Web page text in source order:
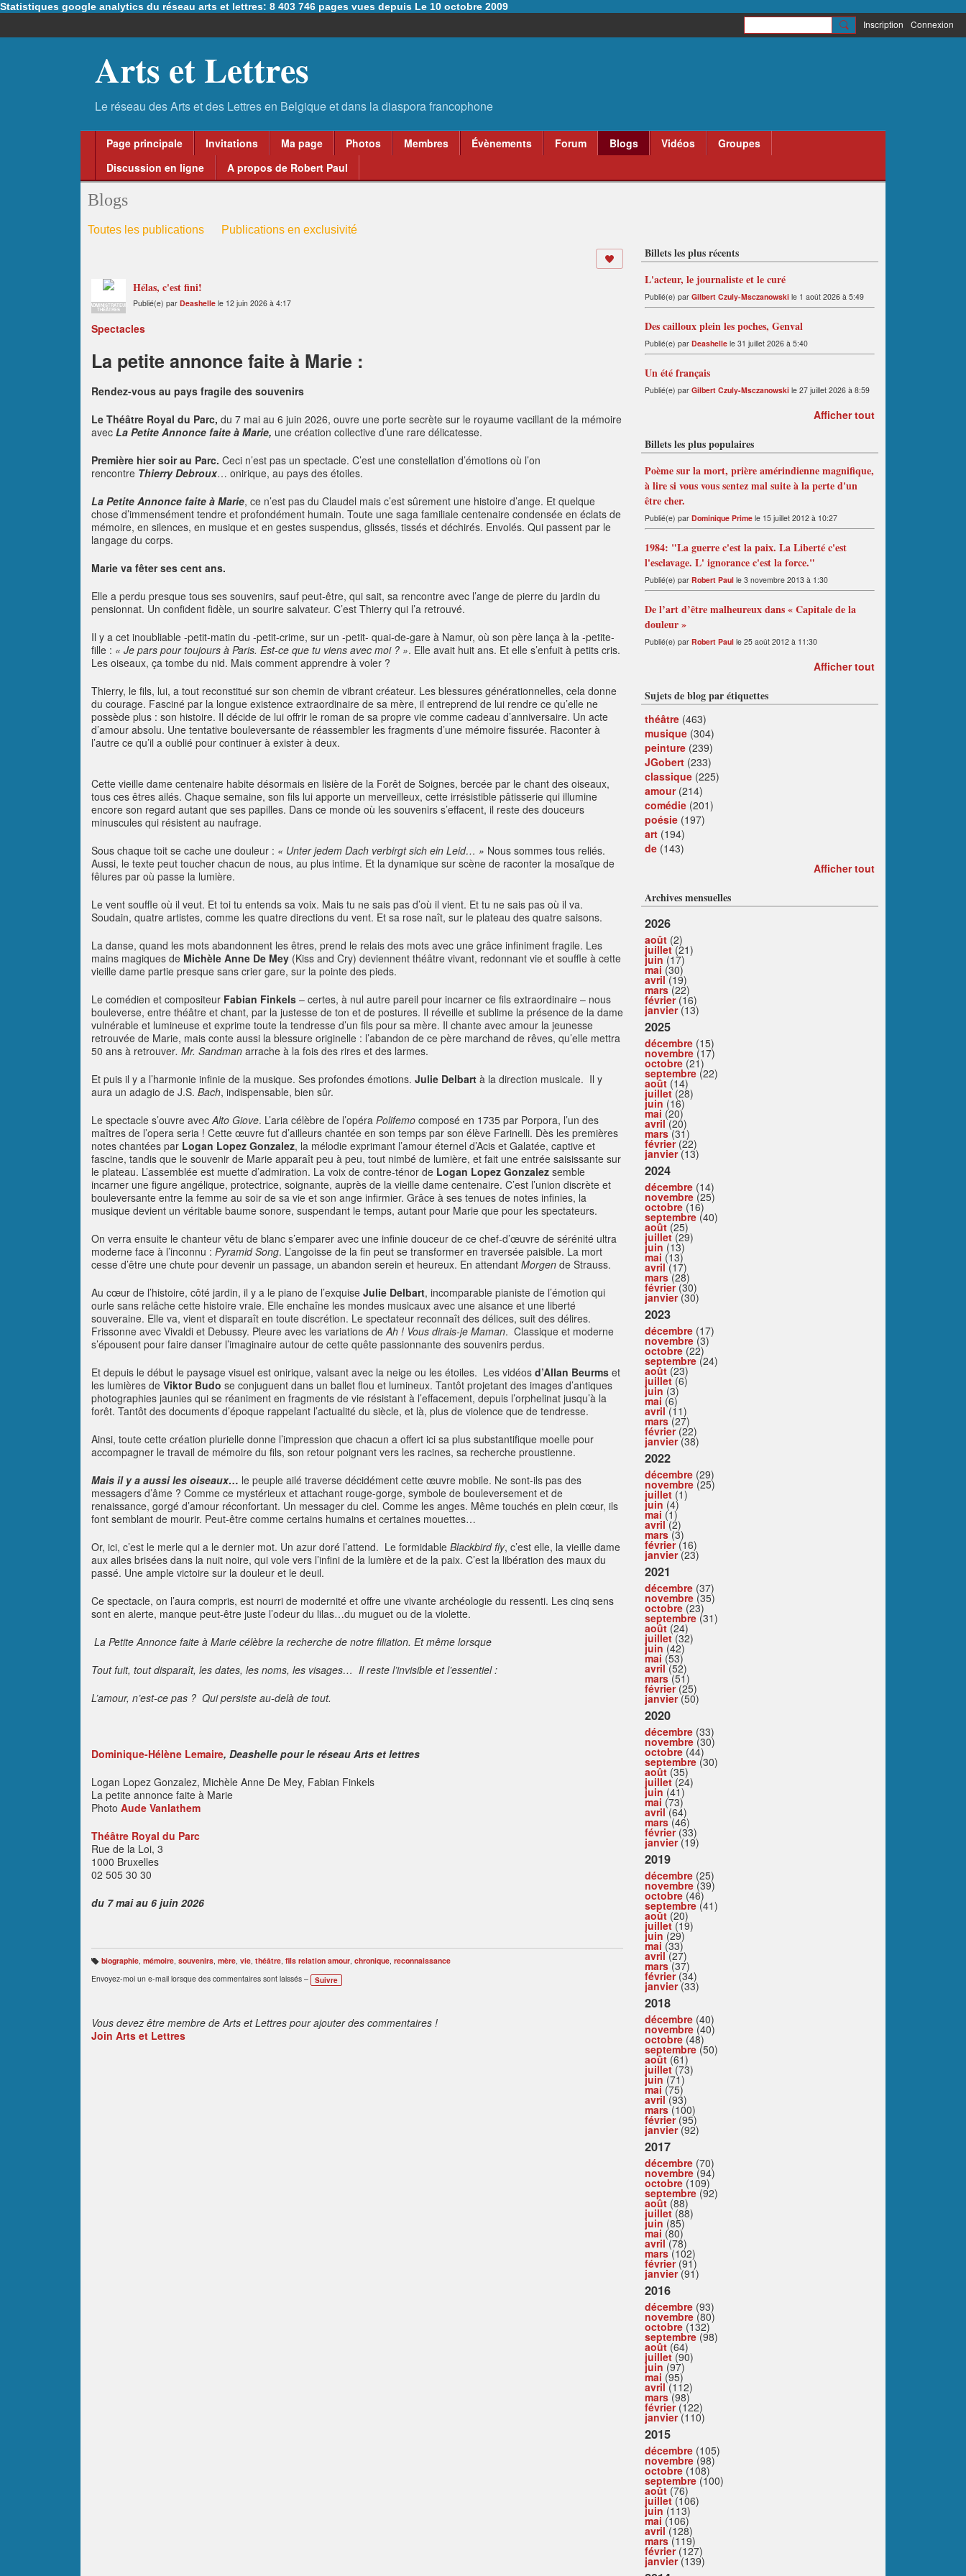
Statistiques google analytics du réseau arts et lettres: 8 403 746 pages vues depuis Le 10 octobre 2009
Inscription Connexion
Arts et Lettres
Page principale Invitations Ma page Photos Membres Évènements Forum Blogs Vidéos
Groupes
Discussion en ligne
A propos de Robert Paul
Blogs
Toutes les publications Publications en exclusivité
ADMINISTRATEUR
THÉÂTRES
Hélas, c'est fini!
Publié(e) par Deashelle le 12 juin 2026 à 4:17
Spectacles
La petite annonce faite à Marie :
Rendez-vous au pays fragile des souvenirs
Le Théâtre Royal du Parc, du 7 mai au 6 juin 2026, ouvre une porte secrète sur le royaume vacillant de la mémoire
avec La Petite Annonce faite à Marie, une création collective d’une rare délicatesse.
Première hier soir au Parc. Ceci n’est pas un spectacle. C’est une constellation d’émotions où l’on
rencontre Thierry Debroux… onirique, au pays des étoiles.
La Petite Annonce faite à Marie, ce n’est pas du Claudel mais c’est sûrement une histoire d’ange. Et quelque
chose d’immensément tendre et profondément humain. Toute une saga familiale centenaire condensée en éclats de
mémoire, en silences, en musique et en gestes suspendus, glissés, tissés et déchirés. Envolés. Qui passent par le
langage du corps.
Marie va fêter ses cent ans.
Elle a perdu presque tous ses souvenirs, sauf peut-être, qui sait, sa rencontre avec l’ange de pierre du jardin du
pensionnat. Un confident fidèle, un sourire salvateur. C’est Thierry qui l’a retrouvé.
Il y a cet inoubliable -petit-matin du -petit-crime, sur un -petit- quai-de-gare à Namur, où son père lança à la -petite-
fille : « Je pars pour toujours à Paris. Est-ce que tu viens avec moi ? ». Elle avait huit ans. Et elle s’enfuit à petits cris.
Les oiseaux, ça tombe du nid. Mais comment apprendre à voler ?
Thierry, le fils, lui, a tout reconstitué sur son chemin de vibrant créateur. Les blessures générationnelles, cela donne
du courage. Fasciné par la longue existence extraordinaire de sa mère, il entreprend de lui rendre ce qu’elle ne
possède plus : son histoire. Il décide de lui offrir le roman de sa propre vie comme cadeau d’anniversaire. Un acte
d’amour absolu. Une tentative bouleversante de réassembler les fragments d’une mémoire fissurée. Raconter à
l’autre ce qu’il a oublié pour continuer à exister à deux.
Cette vieille dame centenaire habite désormais en lisière de la Forêt de Soignes, bercée par le chant des oiseaux,
tous ces êtres ailés. Chaque semaine, son fils lui apporte un merveilleux, cette irrésistible pâtisserie qui illumine
encore son regard autant que ses papilles. Dans ce monde où les souvenirs s’effacent, il reste des douceurs
minuscules qui résistent au naufrage.
Sous chaque toit se cache une douleur : « Unter jedem Dach verbirgt sich ein Leid… » Nous sommes tous reliés.
Aussi, le texte peut toucher chacun de nous, au plus intime. Et la dynamique sur scène de raconter la mosaïque de
fêlures par où passe la lumière.
Le vent souffle où il veut. Et toi tu entends sa voix. Mais tu ne sais pas d’où il vient. Et tu ne sais pas où il va.
Soudain, quatre artistes, comme les quatre directions du vent. Et sa rose naît, sur le plateau des quatre saisons.
La danse, quand les mots abandonnent les êtres, prend le relais des mots avec une grâce infiniment fragile. Les
mains magiques de Michèle Anne De Mey (Kiss and Cry) deviennent théâtre vivant, redonnant vie et souffle à cette
vieille dame partie presque sans crier gare, sur la pointe des pieds.
Le comédien et compositeur Fabian Finkels – certes, à nul autre pareil pour incarner ce fils extraordinaire – nous
bouleverse, entre théâtre et chant, par la justesse de ton et de postures. Il réveille et sublime la présence de la dame
vulnérable et lumineuse et exprime toute la tendresse d’un fils pour sa mère. Il chante avec amour la jeunesse
retrouvée de Marie, mais conte aussi la blessure originelle : l’abandon de ce père marchand de rêves, qu’elle mettra
50 ans à retrouver. Mr. Sandman arrache à la fois des rires et des larmes.
Et puis il y a l’harmonie infinie de la musique. Ses profondes émotions. Julie Delbart à la direction musicale. Il y
aura un adagio de J.S. Bach, indispensable, bien sûr.
Le spectacle s’ouvre avecAlto Giove. L’aria célèbre de l’opéra Polifemo composé en 1735 par Porpora, l’un des
maîtres de l’opera seria ! Cette œuvre fut d’ailleurs chantée en son temps par son élève Farinelli. Dès les premières
notes chantées par Logan Lopez Gonzalez, la mélodie exprimant l’amour éternel d’Acis et Galatée, captive et
fascine, tandis que le souvenir de Marie apparaît peu à peu, tout nimbé de lumière, et fait une entrée saisissante sur
le plateau. L’assemblée est muette d’admiration. La voix de contre-ténor de Logan Lopez Gonzalez semble
incarner une figure angélique, protectrice, soignante, auprès de la vieille dame centenaire. C’est l’union discrète et
bouleversante entre la femme au soir de sa vie et son ange infirmier. Grâce à ses tenues de notes infinies, la
musique devient un véritable baume sonore, suspendant le temps, autant pour Marie que pour les spectateurs.
On verra ensuite le chanteur vêtu de blanc s’emparer avec une infinie douceur de ce chef-d’œuvre de sérénité ultra
moderne face à l’inconnu : Pyramid Song. L’angoisse de la fin peut se transformer en traversée paisible. La mort
cesse d’être une chute pour devenir un passage, un abandon serein et heureux. En attendant Morgen de Strauss.
Au cœur de l’histoire, côté jardin, il y a le piano de l’exquise Julie Delbart, incomparable pianiste de l’émotion qui
ourle sans relâche cette histoire vraie. Elle enchaîne les mondes musicaux avec une aisance et une liberté
souveraine. Elle va, vient et disparaît en toute discrétion. Le spectateur reconnaît des délices, suit des délires.
Frissonne avec Vivaldi et Debussy. Pleure avec les variations deAh ! Vous dirais-je Maman. Classique et moderne
s’épousent pour faire danser l’imaginaire autour de cette quête passionnante des souvenirs perdus.
Et depuis le début le paysage visuel est onirique, valsant avec la neige ou les étoiles. Les vidéos d’Allan Beurms et
les lumières de Viktor Budo se conjuguent dans un ballet flou et lumineux. Tantôt projetant des images d’antiques
photographies jaunies qui se réaniment en fragments de vie résistant à l’effacement, depuis l’orphelinat jusqu’à la
forêt. Tantôt des documents d’époque rappelant l’actualité du siècle, et là, plus de violence que de tendresse.
Ainsi, toute cette création plurielle donne l’impression que chacun a offert ici sa plus substantifique moelle pour
accompagner le travail de mémoire du fils, son retour poignant vers les racines, sa recherche proustienne.
Mais il y a aussi les oiseaux… le peuple ailé traverse décidément cette œuvre mobile. Ne sont-ils pas des
messagers d’âme ? Comme ce mystérieux et attachant rouge-gorge, symbole de bouleversement et de
renaissance, gorgé d’amour réconfortant. Un messager du ciel. Comme les anges. Même touchés en plein cœur, ils
font semblant de mourir. Peut-être comme certains humains et certaines mouettes…
Or, ici, c’est le merle qui a le dernier mot. Un azur doré l’attend. Le formidable Blackbird fly, c’est elle, la vieille dame
aux ailes brisées dans la nuit noire, qui vole vers l’infini de la lumière et de la paix. C’est la libération des maux du
passé. Une ample victoire sur la douleur et le deuil.
Ce spectacle, on l’aura compris, est nourri de modernité et offre une vivante archéologie du ressenti. Les cinq sens
sont en alerte, manque peut-être juste l’odeur du lilas…du muguet ou de la violette.
La Petite Annonce faite à Marie célèbre la recherche de notre filiation. Et même lorsque
Tout fuit, tout disparaît, les dates, les noms, les visages… Il reste l’invisible et l’essentiel :
L’amour, n’est-ce pas ? Qui persiste au-delà de tout.
Dominique-Hélène Lemaire, Deashelle pour le réseau Arts et lettres
Logan Lopez Gonzalez, Michèle Anne De Mey, Fabian Finkels
La petite annonce faite à Marie
Photo Aude Vanlathem
Théâtre Royal du Parc
Rue de la Loi, 3
1000 Bruxelles
02 505 30 30
du 7 mai au 6 juin 2026
B
ali
s
biographie, mémoire, souvenirs, mère, vie, théâtre, fils relation amour, chronique, reconnaissance
Envoyez-moi un e-mail lorsque des commentaires sont laissés –
Suivre
Vous devez être membre de Arts et Lettres pour ajouter des commentaires !
Join Arts et Lettres
Billets les plus récents
L'acteur, le journaliste et le curé
Publié(e) par Gilbert Czuly-Msczanowski le 1 août 2026 à 5:49
Des cailloux plein les poches, Genval
Publié(e) par Deashelle le 31 juillet 2026 à 5:40
Un été français
Publié(e) par Gilbert Czuly-Msczanowski le 27 juillet 2026 à 8:59
Afficher tout
Billets les plus populaires
Poème sur la mort, prière amérindienne magnifique,
à lire si vous vous sentez mal suite à la perte d'un
être cher.
Publié(e) par Dominique Prime le 15 juillet 2012 à 10:27
1984: "La guerre c'est la paix. La Liberté c'est
l'esclavage. L' ignorance c'est la force."
Publié(e) par Robert Paul le 3 novembre 2013 à 1:30
De l’art d’être malheureux dans « Capitale de la
douleur »
Publié(e) par Robert Paul le 25 août 2012 à 11:30
Afficher tout
Sujets de blog par étiquettes
théâtre (463)
musique (304)
peinture (239)
JGobert (233)
classique (225)
amour(214)
comédie (201)
poésie (197)
art (194)
de (143)
Afficher tout
Archives mensuelles
2026
août (2)
juillet(21)
juin (17)
mai (30)
avril(19)
mars(22)
février(16)
janvier(13)
2025
décembre (15)
novembre (17)
octobre (21)
septembre (22)
août (14)
juillet(28)
juin (16)
mai (20)
avril(20)
mars(31)
février(22)
janvier(13)
2024
décembre (14)
novembre (25)
octobre (16)
septembre (40)
août (25)
juillet(29)
juin (13)
mai (13)
avril(17)
mars(28)
février(30)
janvier(30)
2023
décembre (17)
novembre (3)
octobre (22)
septembre (24)
août (23)
juillet(6)
juin (3)
mai (6)
avril(11)
mars(27)
février(22)
janvier(38)
2022
décembre (29)
novembre (25)
juillet (1)
juin (4)
mai (1)
avril(2)
mars(3)
février(16)
janvier(23)
2021
décembre (37)
novembre (35)
octobre (23)
septembre (31)
août (24)
juillet(32)
juin (42)
mai (53)
avril(52)
mars(51)
février(25)
janvier(50)
2020
décembre (33)
novembre (30)
octobre (44)
septembre (30)
août (35)
juillet(24)
juin (41)
mai (73)
avril(64)
mars(46)
février(33)
janvier(19)
2019
décembre (25)
novembre (39)
octobre (46)
septembre (41)
août (20)
juillet(19)
juin (29)
mai (33)
avril(27)
mars(37)
février(34)
janvier(33)
2018
décembre (40)
novembre (40)
octobre (48)
septembre (50)
août (61)
juillet(73)
juin (71)
mai (75)
avril(93)
mars(100)
février(95)
janvier(92)
2017
décembre (70)
novembre (94)
octobre (109)
septembre (92)
août (88)
juillet(88)
juin (85)
mai (80)
avril(78)
mars(102)
février(91)
janvier(91)
2016
décembre (93)
novembre (80)
octobre (132)
septembre (98)
août (64)
juillet(90)
juin (97)
mai (95)
avril(112)
mars(98)
février(122)
janvier(110)
2015
décembre (105)
novembre (98)
octobre (108)
septembre (100)
août (76)
juillet(106)
juin (113)
mai (106)
avril(128)
mars(119)
février(127)
janvier(139)